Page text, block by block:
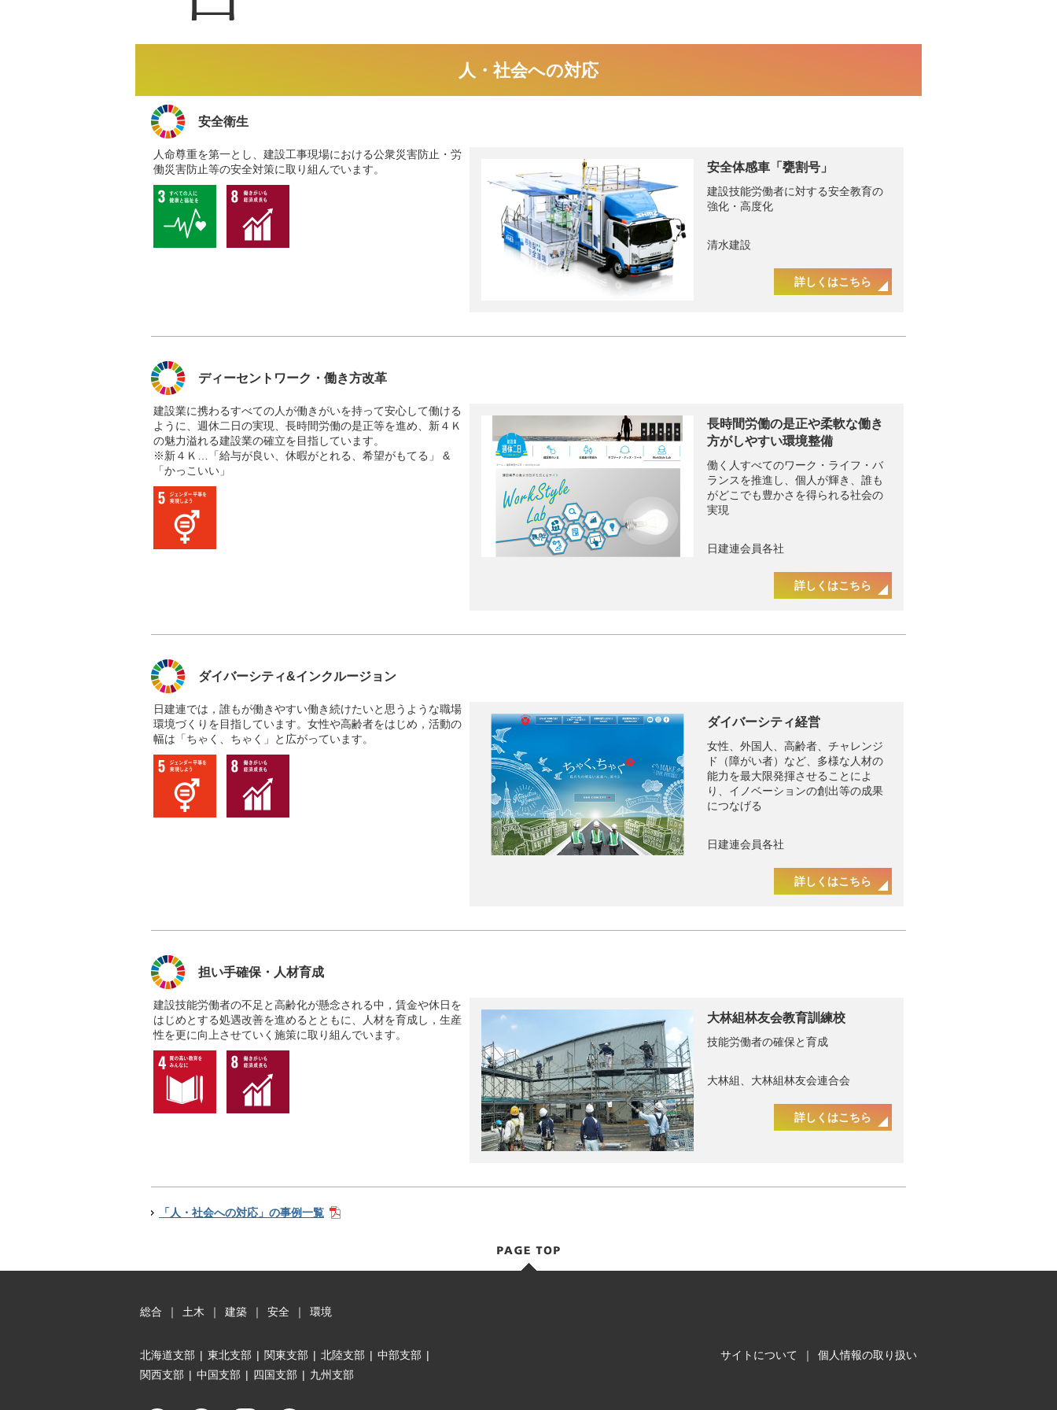
人・社会への対応
安全衛生
人命尊重を第一とし、建設工事現場における公衆災害防止・労
働災害防止等の安全対策に取り組んでいます。
安全体感車「甕割号」
建設技能労働者に対する安全教育の
強化・高度化
清水建設
詳しくはこちら
ディーセントワーク・働き方改革
建設業に携わるすべての人が働きがいを持って安心して働ける
ように、週休二日の実現、長時間労働の是正等を進め、新４Ｋ
の魅力溢れる建設業の確立を目指しています。
※新４Ｋ…「給与が良い、休暇がとれる、希望がもてる」 &
「かっこいい」
長時間労働の是正や柔軟な働き
方がしやすい環境整備
働く人すべてのワーク・ライフ・バ
ランスを推進し、個人が輝き、誰も
がどこでも豊かさを得られる社会の
実現
日建連会員各社
詳しくはこちら
ダイバーシティ&インクルージョン
日建連では，誰もが働きやすい働き続けたいと思うような職場
環境づくりを目指しています。女性や高齢者をはじめ，活動の
幅は「ちゃく、ちゃく」と広がっています。
ダイバーシティ経営
女性、外国人、高齢者、チャレンジ
ド（障がい者）など、多様な人材の
能力を最大限発揮させることによ
り、イノベーションの創出等の成果
につなげる
日建連会員各社
詳しくはこちら
担い手確保・人材育成
建設技能労働者の不足と高齢化が懸念される中，賃金や休日を
はじめとする処遇改善を進めるとともに、人材を育成し，生産
性を更に向上させていく施策に取り組んでいます。
大林組林友会教育訓練校
技能労働者の確保と育成
大林組、大林組林友会連合会
詳しくはこちら
「人・社会への対応」の事例一覧
総合 ｜ 土木 ｜ 建築 ｜ 安全 ｜ 環境
サイトについて ｜ 個人情報の取り扱い
北海道支部 | 東北支部 | 関東支部 | 北陸支部 | 中部支部 |
関西支部 | 中国支部 | 四国支部 | 九州支部